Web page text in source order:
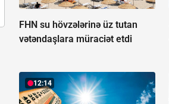
FHN su hövzələrinə üz tutan
vətəndaşlara müraciət etdi
12:14